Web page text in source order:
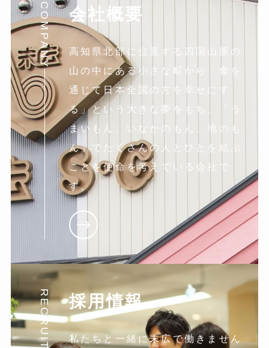
COMPANY 会社概要
高知県北部に位置する四国山脈の
山の中にある小さな町から「食を
通じて日本全国の方を幸せにす
る」という大きな夢をもち、「う
まいもん、いなかのもん、地のも
ん」でたくさんの人とひとを結ぶ
ことを使命を考えている会社で
す。
RECRUIT 採用情報
私たちと一緒に末広で働きません